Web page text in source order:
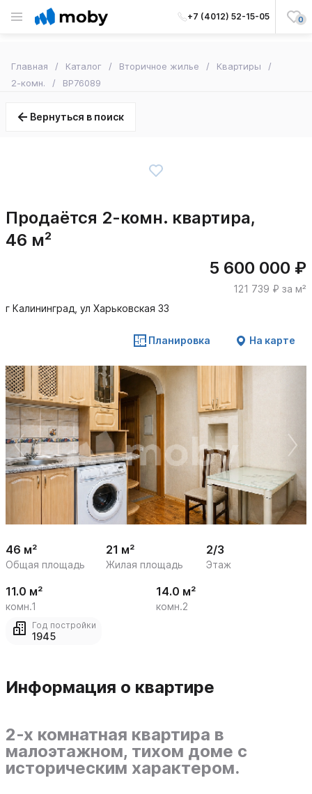
+7 (4012) 52-15-05 0
Главная Каталог Вторичное жилье
Квартиры
2-комн.
BP76089
Вернуться в поиск
Продаётся 2-комн. квартира,
46 м²
5 600 000 ₽
121 739 ₽ за м²
г Калининград, ул Харьковская 33
Планировка На карте
1
/
9
46 м²
Общая площадь
21 м²
Жилая площадь
2/3
Этаж
11.0 м²
комн.1
14.0 м²
комн.2
Год постройки
1945
Информация о квартире
2-х комнатная квартира в
малоэтажном, тихом доме с
историческим характером.